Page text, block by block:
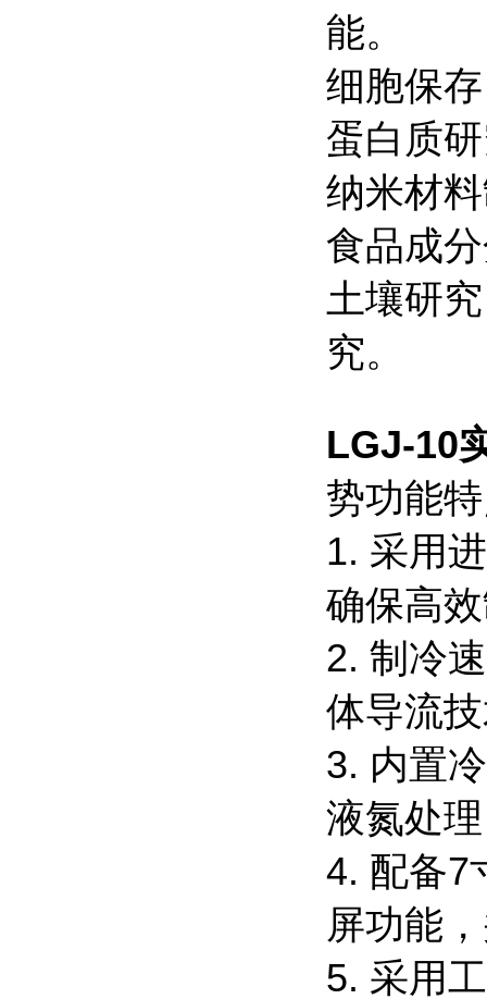
能。
细胞保
蛋白质
纳米材
食品成
土壤研
究。
LGJ-10
势功能
1. 采用
确保高
2. 制冷
体导流
3. 内置
液氮处
4. 配备7
屏功能
5. 采用